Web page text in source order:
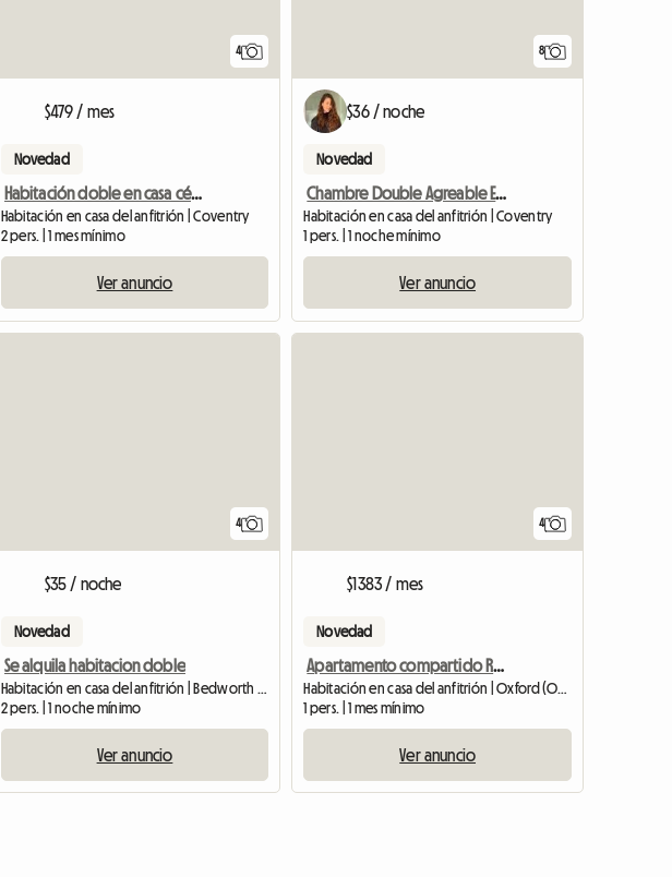
4
$479 / mes
Novedad
Habitación doble en casa céntrica
Habitación en casa del anfitrión | Coventry
2 pers. | 1 mes mínimo
Ver anuncio
8
$36 / noche
Novedad
Chambre Double Agreable Et Moderne - 20 Min Du Centre
Habitación en casa del anfitrión | Coventry
1 pers. | 1 noche mínimo
Ver anuncio
4
$35 / noche
Novedad
Se alquila habitacion doble
Habitación en casa del anfitrión | Bedworth | 1 M2
2 pers. | 1 noche mínimo
Ver anuncio
4
$1383 / mes
Novedad
Apartamento compartido Residencia de estudiantes Student Castle
Habitación en casa del anfitrión | Oxford (OX1 1NJ) | 14 M2
1 pers. | 1 mes mínimo
Ver anuncio